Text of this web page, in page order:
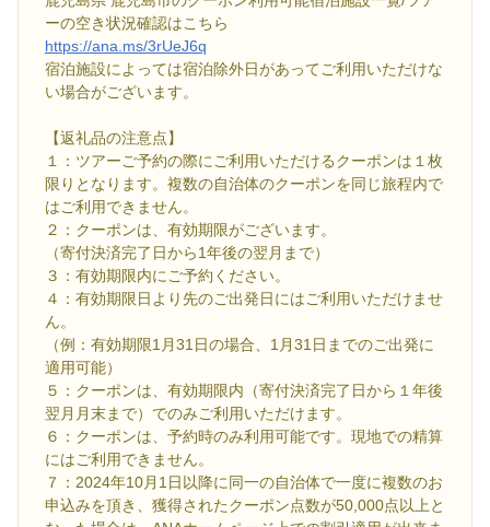
ーの空き状況確認はこちら
https://ana.ms/3rUeJ6q
宿泊施設によっては宿泊除外日があってご利用いただけな
い場合がございます。
【返礼品の注意点】
１：ツアーご予約の際にご利用いただけるクーポンは１枚
限りとなります。複数の自治体のクーポンを同じ旅程内で
はご利用できません。
２：クーポンは、有効期限がございます。
（寄付決済完了日から1年後の翌月まで）
３：有効期限内にご予約ください。
４：有効期限日より先のご出発日にはご利用いただけませ
ん。
（例：有効期限1月31日の場合、1月31日までのご出発に
適用可能）
５：クーポンは、有効期限内（寄付決済完了日から１年後
翌月月末まで）でのみご利用いただけます。
６：クーポンは、予約時のみ利用可能です。現地での精算
にはご利用できません。
７：2024年10月1日以降に同一の自治体で一度に複数のお
申込みを頂き、獲得されたクーポン点数が50,000点以上と